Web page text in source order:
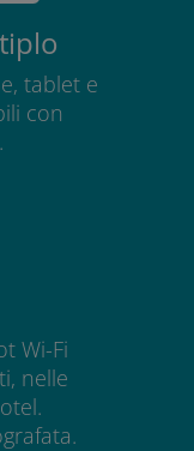
tablet e
con
Wi-Fi
nelle